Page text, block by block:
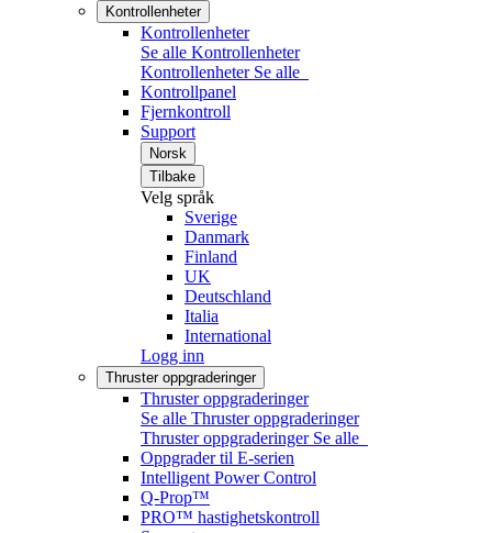
Kontrollenheter
Kontrollenheter
Se alle Kontrollenheter
Kontrollenheter Se alle
Kontrollpanel
Fjernkontroll
Support
Norsk
Tilbake
Velg språk
Sverige
Danmark
Finland
UK
Deutschland
Italia
International
Logg inn
Thruster oppgraderinger
Thruster oppgraderinger
Se alle Thruster oppgraderinger
Thruster oppgraderinger Se alle
Oppgrader til E-serien
Intelligent Power Control
Q-Prop™
PRO™ hastighetskontroll